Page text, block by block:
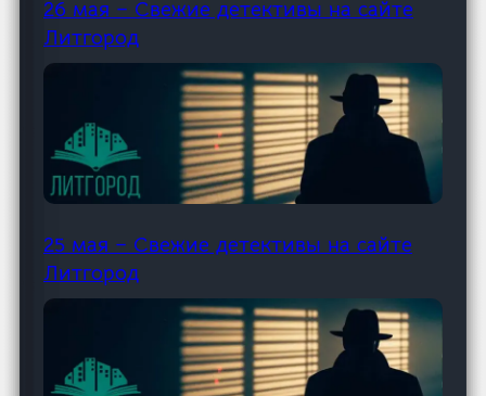
26 мая – Свежие детективы на сайте
Литгород
25 мая – Свежие детективы на сайте
Литгород